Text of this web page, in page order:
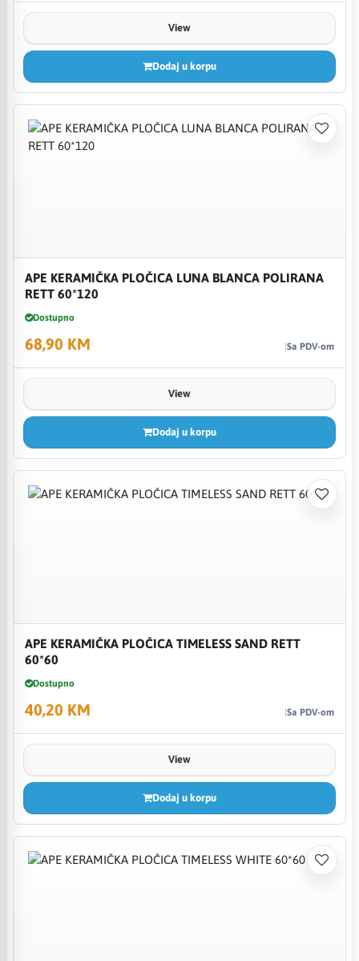
View
Dodaj u korpu
APE KERAMIČKA PLOČICA LUNA BLANCA POLIRANA
RETT 60*120
Dostupno
68,90 KM Sa PDV-om
View
Dodaj u korpu
APE KERAMIČKA PLOČICA TIMELESS SAND RETT
60*60
Dostupno
40,20 KM Sa PDV-om
View
Dodaj u korpu